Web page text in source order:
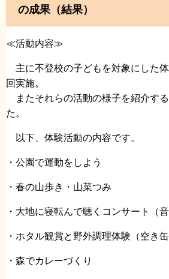
の成果（結果）
≪活動内容≫
主に不登校の子どもを対象にした
回実施。
またそれらの活動の様子を紹介す
た。
以下、体験活動の内容です。
・公園で運動をしよう
・春の山歩き・山菜つみ
・大地に寝転んで聴くコンサート（音
・ホタル観賞と野外調理体験（空き缶
・森でカレーづくり